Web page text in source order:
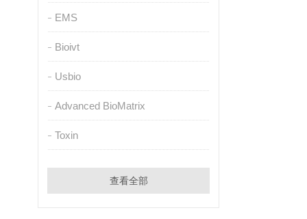
EMS
Bioivt
Usbio
Advanced BioMatrix
Toxin
查看全部